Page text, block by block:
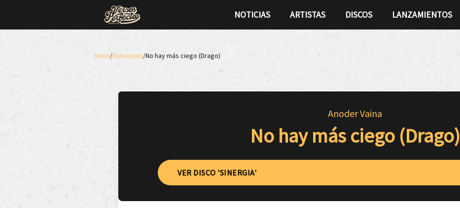
NOTICIAS ARTISTAS DISCOS LANZAMIENTOS
Inicio/Canciones/No hay más ciego (Drago)
Anoder Vaina
No hay más ciego (Drago)
VER DISCO 'SINERGIA'